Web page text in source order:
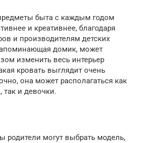
быта с каждым годом
и креативнее, благодаря
и производителям детских
домик, может
изменить весь интерьер
кровать выглядит очень
она может располагаться как
так и девочки.
родители могут выбрать модель,